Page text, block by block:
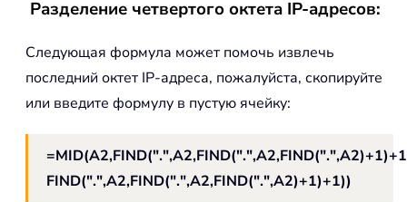
Разделение четвертого октета IP-адресов:
Следующая формула может помочь извлечь
последний октет IP-адреса, пожалуйста, скопируйте
или введите формулу в пустую ячейку:
FIND(".",A2,FIND(".",A2,FIND(".",A2)+1)+1))